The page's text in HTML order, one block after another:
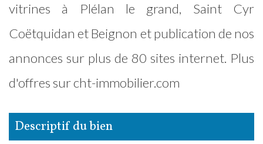
vitrines à Plélan le grand, Saint Cyr
Coëtquidan et Beignon et publication de nos
annonces sur plus de 80 sites internet. Plus
d'offres sur cht-immobilier.com
descriptif du bien